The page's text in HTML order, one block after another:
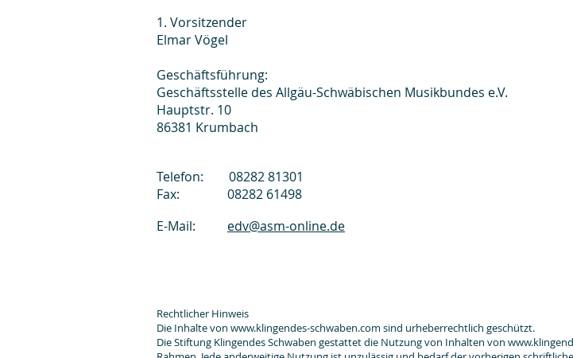
1. Vorsitzender
Elmar Vögel
Geschäftsführung:
Geschäftsstelle des Allgäu-Schwäbischen Musikbundes e.V.
Hauptstr. 10
86381 Krumbach
Telefon: 08282 81301
Fax:
08282 61498
E-Mail: edv@asm-online.de
Rechtlicher Hinweis
Die Inhalte von www.klingendes-schwaben.com sind urheberrechtlich geschützt.
Die Stiftung Klingendes Schwaben gestattet die Nutzung von Inhalten von